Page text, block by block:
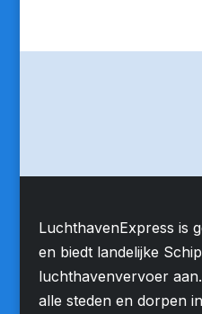
LuchthavenExpress is
en biedt landelijke
luchthavenvervoer
alle steden en dorpen